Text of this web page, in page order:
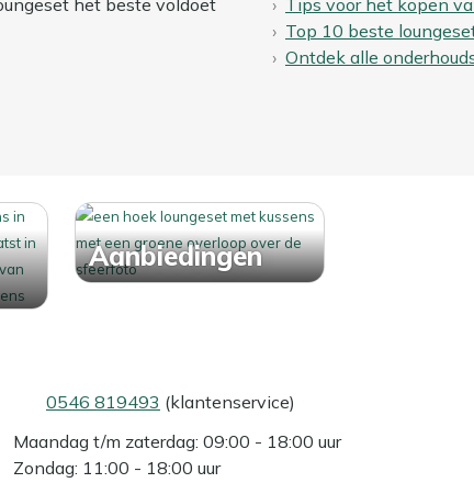
Ook waterafstotende of sneldrogende stoffen
ze sneller slijten of zelfs gaan schimmelen.
waterdichte opbergbox. Zo blijven je kussens fris,
Top 10 beste
Ontdek alle
Aanbiedingen
0546 819493 (klantenservice)
Maandag t/m zaterdag: 09:00 - 18:00 uur
Zondag: 11:00 - 18:00 uur